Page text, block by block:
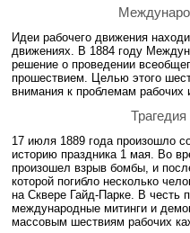
Идеи рабочего движения
движениях. В 1884 году
решение о проведении
прошествием. Целью этого
внимания к проблемам рабочих
17 июля 1889 года произошло
историю праздника 1 мая. Во
произошел взрыв бомбы, и
которой погибло несколько
на Сквере Гайд-Парке. В честь
международные митинги и
массовым шествиям рабочих